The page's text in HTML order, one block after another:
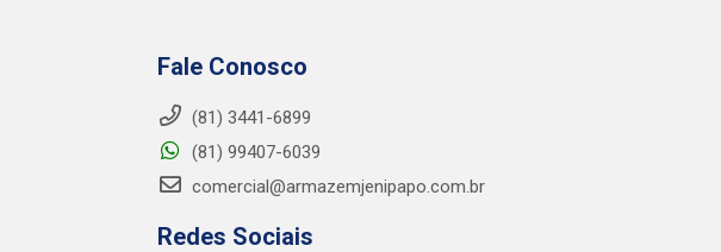
Fale Conosco
(81) 3441-6899
(81) 99407-6039
comercial@armazemjenipapo.com.br
Redes Sociais